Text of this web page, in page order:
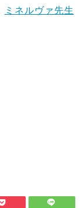
ミネルヴァ先生